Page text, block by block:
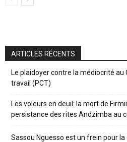
ARTICLES RÉCENTS
Le plaidoyer contre la médiocrité
travail (PCT)
Les voleurs en deuil: la mort de
persistance des rites Andzimba au
Sassou Nguesso est un frein pour